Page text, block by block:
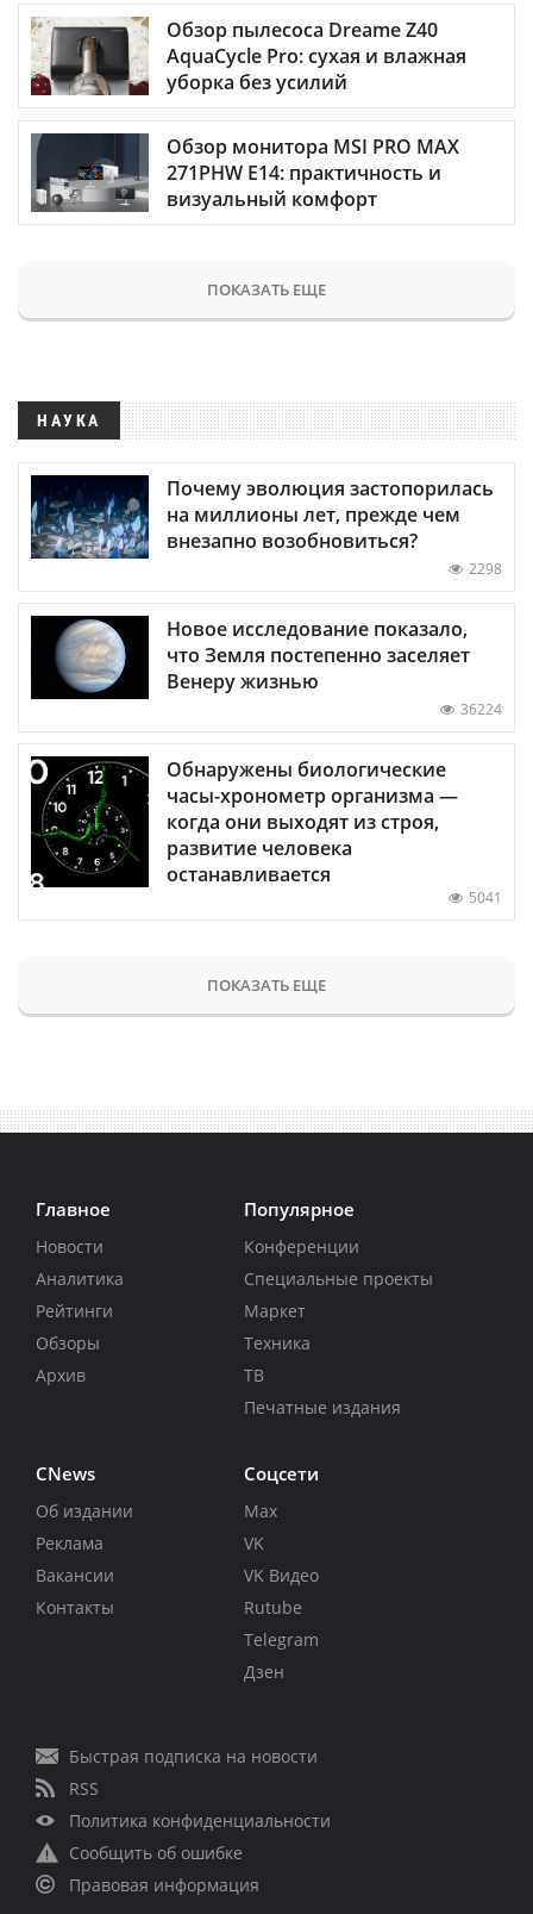
Обзор пылесоса Dreame Z40
AquaCycle Pro: сухая и влажная
уборка без усилий
Обзор монитора MSI PRO MAX
271PHW E14: практичность и
визуальный комфорт
ПОКАЗАТЬ ЕЩЕ
НАУКА
Почему эволюция застопорилась
на миллионы лет, прежде чем
внезапно возобновиться?
2298
Новое исследование показало,
что Земля постепенно заселяет
Венеру жизнью
36224
Обнаружены биологические
часы-хронометр организма —
когда они выходят из строя,
развитие человека
останавливается
5041
ПОКАЗАТЬ ЕЩЕ
Главное
Новости
Аналитика
Рейтинги
Обзоры
Архив
Популярное
Конференции
Специальные проекты
Маркет
Техника
ТВ
Печатные издания
CNews
Об издании
Реклама
Вакансии
Контакты
Соцсети
Max
VK
VK Видео
Rutube
Telegram
Дзен
Быстрая подписка на новости
RSS
Политика конфиденциальности
Сообщить об ошибке
Правовая информация